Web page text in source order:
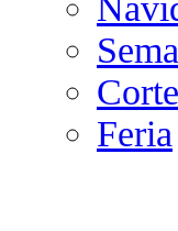
Feria